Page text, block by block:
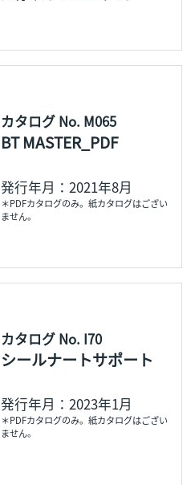
カタログ No. M065
BT MASTER_PDF
発行年月：2021年8月
＊PDFカタログのみ。紙カタログはござい
ません。
カタログ No. I70
シールナートサポート
発行年月：2023年1月
＊PDFカタログのみ。紙カタログはござい
ません。